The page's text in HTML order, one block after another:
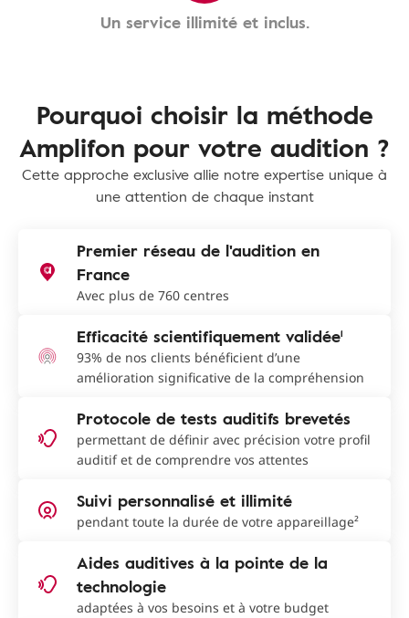
Un service illimité et inclus.
Pourquoi choisir la méthode
Amplifon pour votre audition ?
Cette approche exclusive allie notre expertise unique à
une attention de chaque instant
Premier réseau de l'audition en
France
Avec plus de 760 centres
Efficacité scientifiquement validée¹
93% de nos clients bénéficient d’une
amélioration significative de la compréhension
Protocole de tests auditifs brevetés
permettant de définir avec précision votre profil
auditif et de comprendre vos attentes
Suivi personnalisé et illimité
pendant toute la durée de votre appareillage²
Aides auditives à la pointe de la
technologie
adaptées à vos besoins et à votre budget